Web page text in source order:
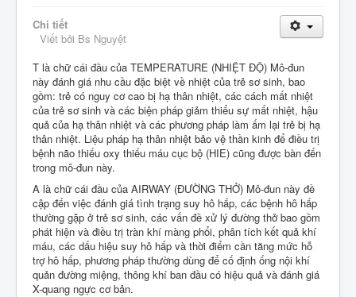
Chi tiết
Viết bởi Bs Nguyệt
T là chữ cái đầu của TEMPERATURE (NHIỆT ĐỘ) Mô-đun
này đánh giá nhu cầu đặc biệt về nhiệt của trẻ sơ sinh, bao
gồm: trẻ có nguy cơ cao bị hạ thân nhiệt, các cách mất nhiệt
của trẻ sơ sinh và các biện pháp giảm thiểu sự mất nhiệt, hậu
quả của hạ thân nhiệt và các phương pháp làm ấm lại trẻ bị hạ
thân nhiệt. Liệu pháp hạ thân nhiệt bảo vệ thần kinh để điều trị
bệnh não thiếu oxy thiếu máu cục bộ (HIE) cũng được bàn đến
trong mô-đun này.
A là chữ cái đầu của AIRWAY (ĐƯỜNG THỞ) Mô-đun này đề
cập đến việc đánh giá tình trạng suy hô hấp, các bệnh hô hấp
thường gặp ở trẻ sơ sinh, các vấn đề xử lý đường thở bao gồm
phát hiện và điều trị tràn khí màng phổi, phân tích kết quả khí
máu, các dấu hiệu suy hô hấp và thời điểm cần tăng mức hỗ
trợ hô hấp, phương pháp thường dùng để cố định ống nội khí
quản đường miệng, thông khí ban đầu có hiệu quả và đánh giá
X-quang ngực cơ bản.